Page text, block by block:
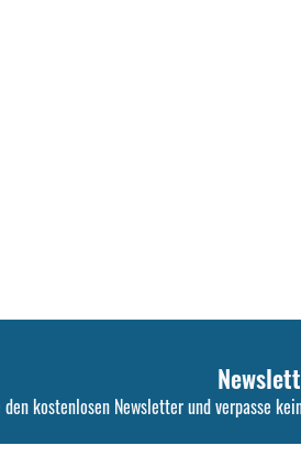
den kostenlosen Newsletter und verpasse